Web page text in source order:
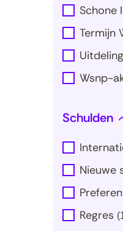
Schone
Termijn
Uitdeling
Wsnp-
Schulden
Nieuwe
Regres (